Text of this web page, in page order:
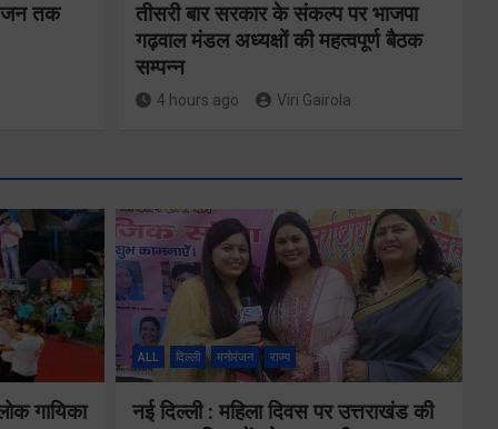
जन तक
तीसरी बार सरकार के संकल्प पर भाजपा
गढ़वाल मंडल अध्यक्षों की महत्वपूर्ण बैठक
सम्पन्न
4 hours ago Viri Gairola
गायिका
ALL दिल्ली मनोरंजन राज्य
नई दिल्ली : महिला दिवस पर उत्तराखंड की
तकनीकी शिक्षा